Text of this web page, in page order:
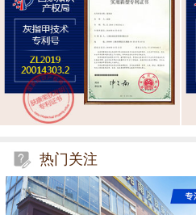
热门关注